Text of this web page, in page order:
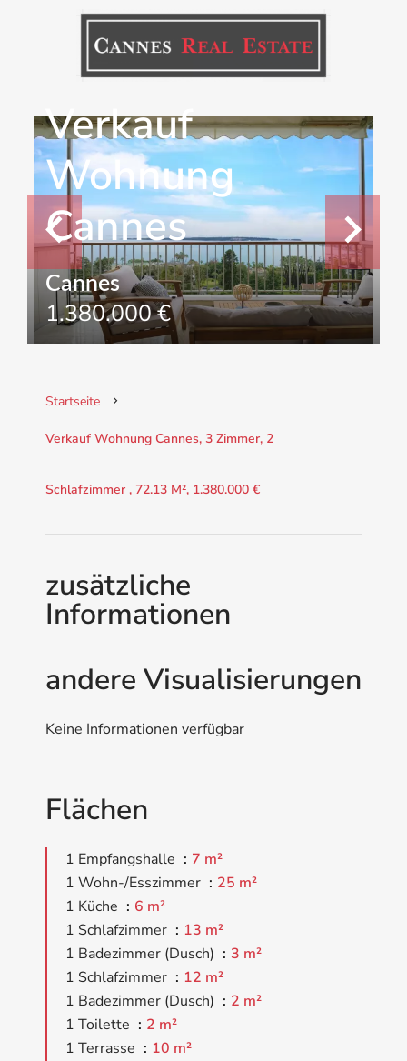
Verkauf
Wohnung
Cannes
Cannes
1.380.000 €
Startseite
Verkauf Wohnung Cannes, 3 Zimmer, 2
Schlafzimmer , 72.13 M², 1.380.000 €
zusätzliche
Informationen
andere Visualisierungen
Keine Informationen verfügbar
Flächen
1 Empfangshalle
7 m²
1 Wohn-/Esszimmer
25 m²
1 Küche
6 m²
1 Schlafzimmer
13 m²
1 Badezimmer (Dusch)
3 m²
1 Schlafzimmer
12 m²
1 Badezimmer (Dusch)
2 m²
1 Toilette
2 m²
1 Terrasse
10 m²